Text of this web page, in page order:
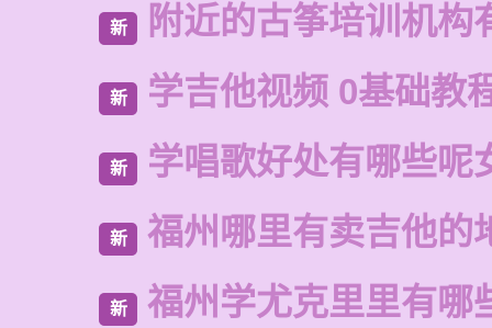
新 附近的古筝培训机构
新 学吉他视频 0基础教
新 学唱歌好处有哪些呢
新 福州哪里有卖吉他的
新 福州学尤克里里有哪